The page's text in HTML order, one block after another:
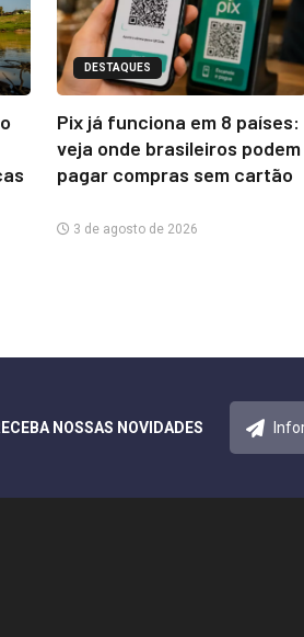
DESTAQUES
Pix já funciona em 8 países:
veja onde brasileiros podem
pagar compras sem cartão
3 de agosto de 2026
NOSSAS NOVIDADES